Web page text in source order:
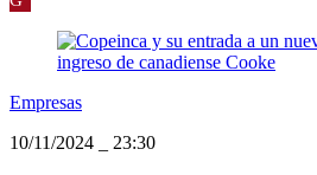
Empresas
10/11/2024
23:30